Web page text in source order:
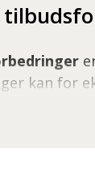
kan for